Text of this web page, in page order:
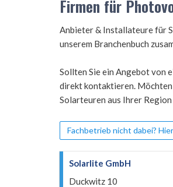
Firmen für
Anbieter & Installateure für
unserem Branchenbuch
Sollten Sie ein Angebot von
direkt kontaktieren. Möchten
Solarteuren aus Ihrer
Fachbetrieb nicht dabei?
Solarlite GmbH
Duckwitz 10